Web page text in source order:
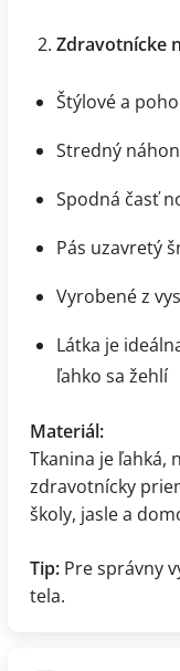
Zdravotnícke
Štýlové a
Stredný
Spodná časť
Pás uzavretý
Vyrobené z
Látka je
ľahko sa žehlí
Materiál:
Tkanina je ľahká,
zdravotnícky
školy, jasle a
Tip: Pre správny
tela.